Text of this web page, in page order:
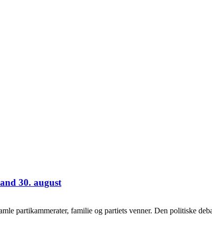
30. august
partikammerater, familie og partiets venner. Den politiske